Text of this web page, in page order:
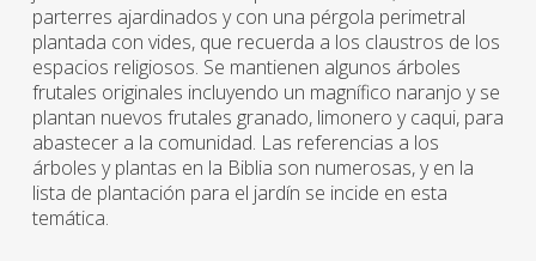
parterres ajardinados y con una pérgola perimetral
plantada con vides, que recuerda a los claustros de los
espacios religiosos. Se mantienen algunos árboles
frutales originales incluyendo un magnífico naranjo y se
plantan nuevos frutales granado, limonero y caqui, para
abastecer a la comunidad. Las referencias a los
árboles y plantas en la Biblia son numerosas, y en la
lista de plantación para el jardín se incide en esta
temática.